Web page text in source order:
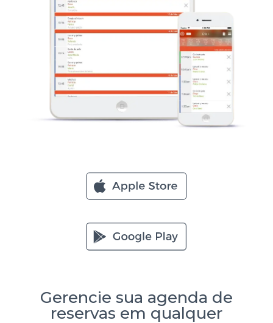
Gerencie sua agenda de
reservas em qualquer